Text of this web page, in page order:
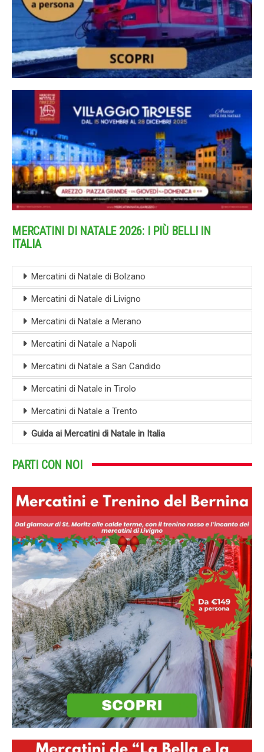
MERCATINI DI NATALE 2026: I PIÙ BELLI IN
ITALIA
Mercatini di Natale di Bolzano
Mercatini di Natale di Livigno
Mercatini di Natale a Merano
Mercatini di Natale a Napoli
Mercatini di Natale a San Candido
Mercatini di Natale in Tirolo
Mercatini di Natale a Trento
Guida ai Mercatini di Natale in Italia
PARTI CON NOI